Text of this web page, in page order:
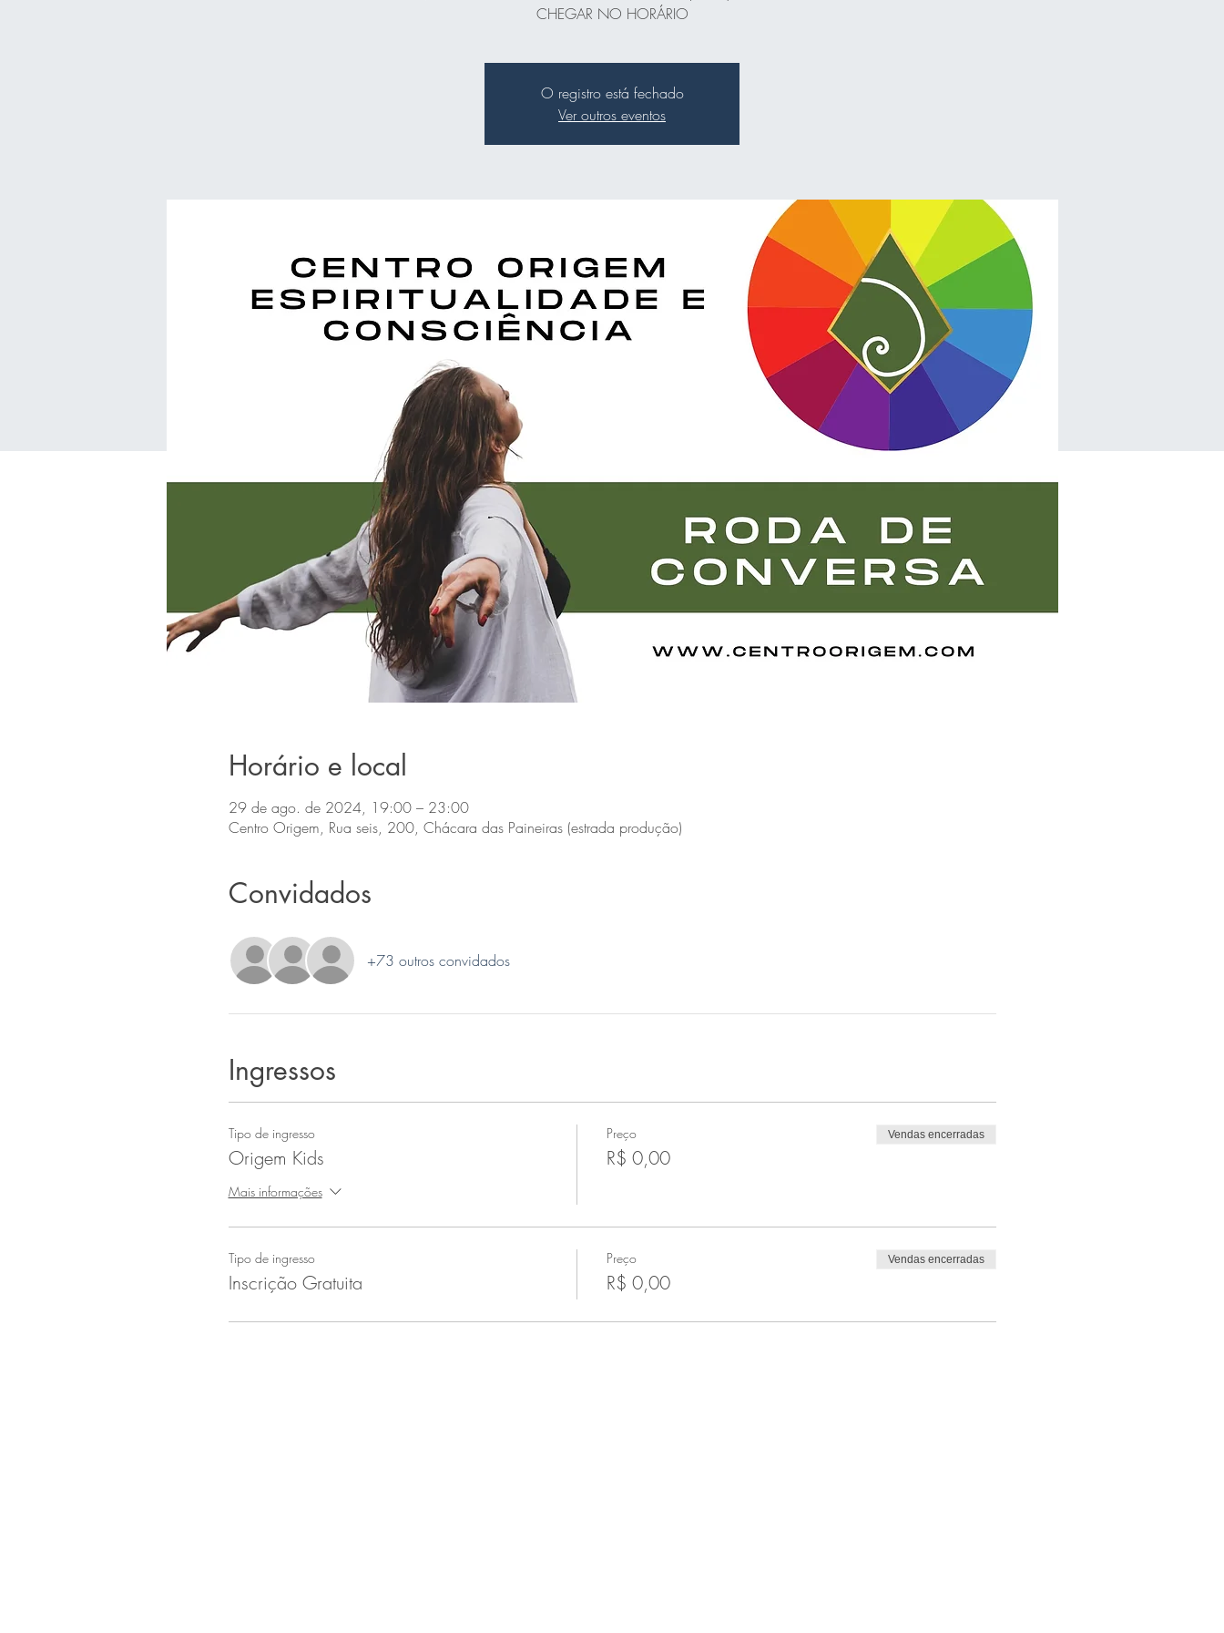
CHEGAR NO HORÁRIO
O registro está fechado
Ver outros eventos
Horário e local
29 de ago. de 2024, 19:00 – 23:00
Centro Origem, Rua seis, 200, Chácara das Paineiras (estrada produção)
Convidados
+73 outros convidados
Ingressos
Tipo de ingresso
Origem Kids
Mais informações
Preço
R$ 0,00
Vendas encerradas
Tipo de ingresso
Inscrição Gratuita
Preço
R$ 0,00
Vendas encerradas